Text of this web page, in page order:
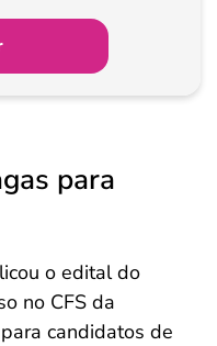
para
o edital do
no CFS da
candidatos de